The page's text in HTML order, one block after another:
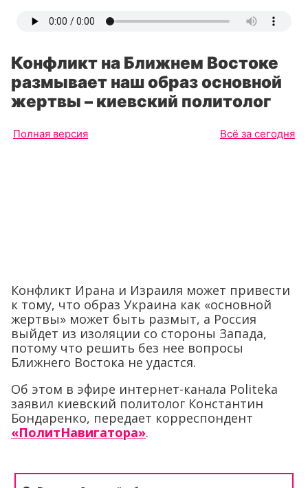
Конфликт на Ближнем Востоке
размывает наш образ основной
жертвы – киевский политолог
Полная версия Всё за сегодня
Конфликт Ирана и Израиля может привести
к тому, что образ Украина как «основной
жертвы» может быть размыт, а Россия
выйдет из изоляции со стороны Запада,
потому что решить без нее вопросы
Ближнего Востока не удастся.
Об этом в эфире интернет-канала Politeka
заявил киевский политолог Константин
Бондаренко, передает корреспондент
«ПолитНавигатора».